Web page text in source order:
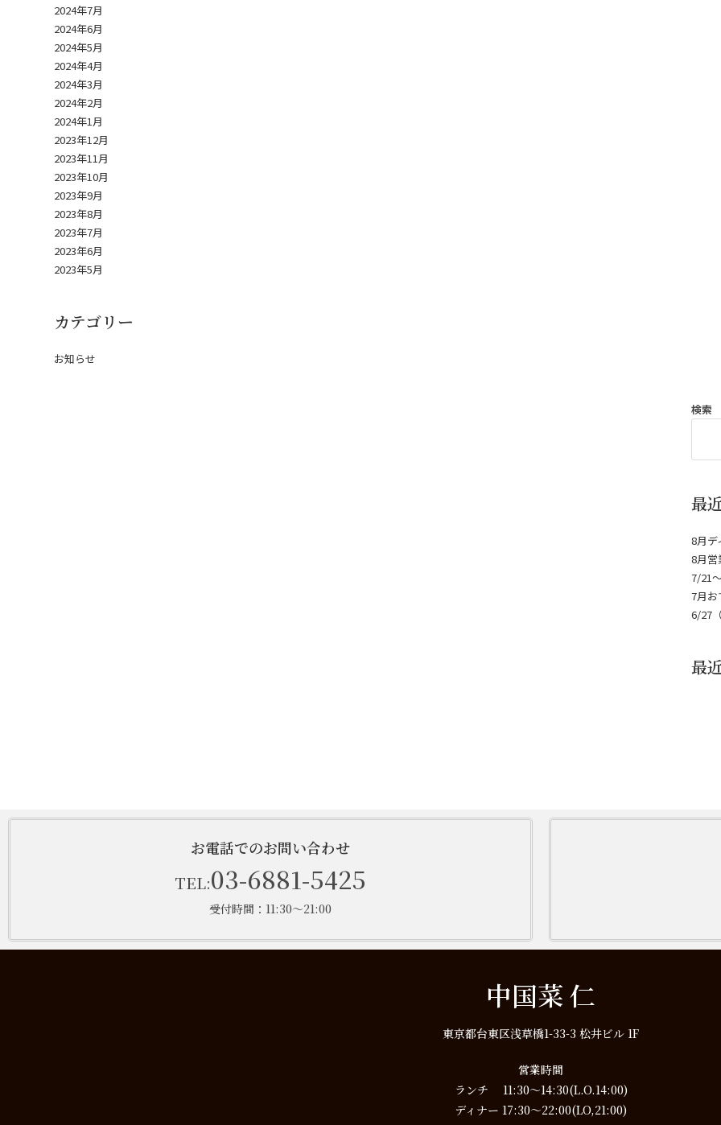
2024年7月
2024年6月
2024年5月
2024年4月
2024年3月
2024年2月
2024年1月
2023年12月
2023年11月
2023年10月
2023年9月
2023年8月
2023年7月
2023年6月
2023年5月
カテゴリー
お知らせ
検索
最
8月デ
8月
7/21
7月お
6/27
最
お電話でのお問い合わせ
TEL:03-6881-5425
受付時間：11:30～21:00
中国菜 仁
東京都台東区浅草橋1-33-3 松井ビル 1F
営業時間
ランチ 11:30～14:30(L.O.14:00)
ディナー 17:30～22:00(LO,21:00)